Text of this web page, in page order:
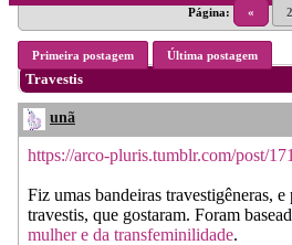
Página: « 2
Primeira postagem Última postagem
Travestis
unã
https://arco-pluris.tumblr.com/post/
Fiz umas bandeiras travestigêneras,
travestis, que gostaram. Foram
mulher e da transfeminilidade.